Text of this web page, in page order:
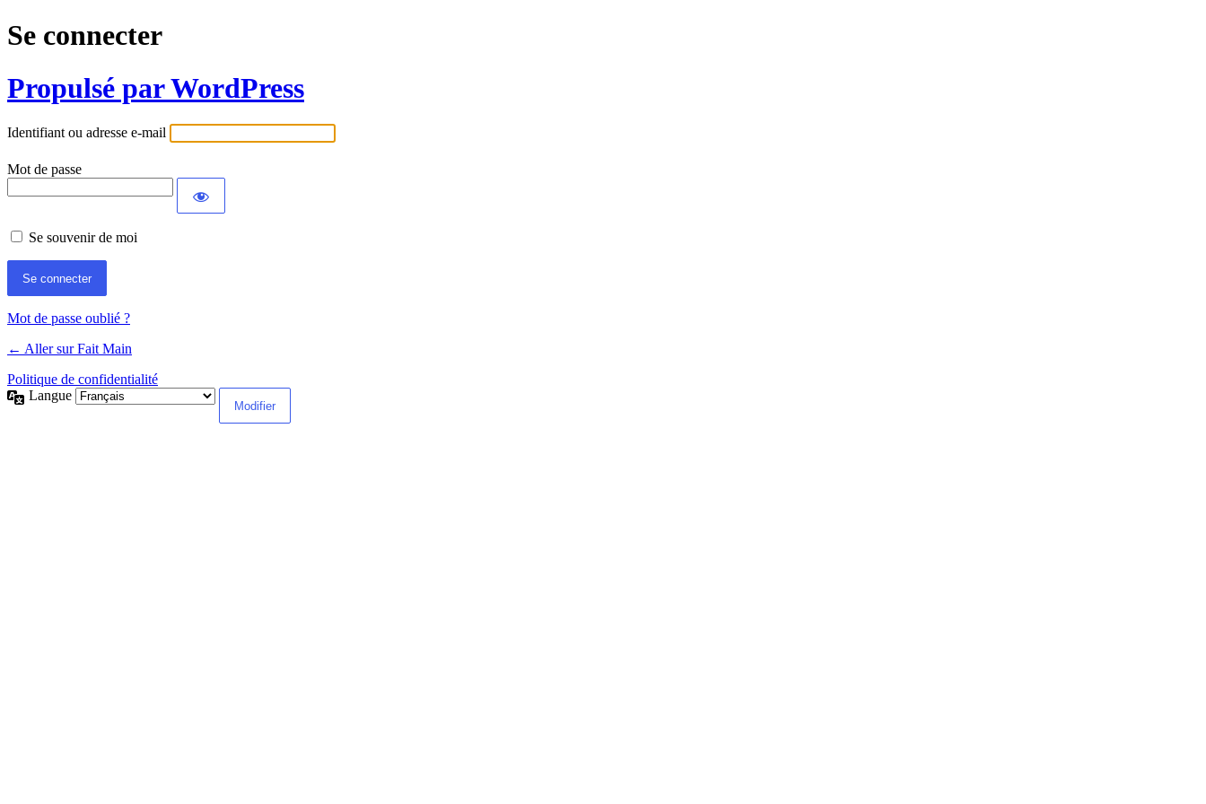
Se connecter
Propulsé par WordPress
Identifiant ou adresse e-mail
Mot de passe
Se souvenir de moi
Mot de passe oublié ?
← Aller sur Fait Main
Politique de confidentialité
Langue